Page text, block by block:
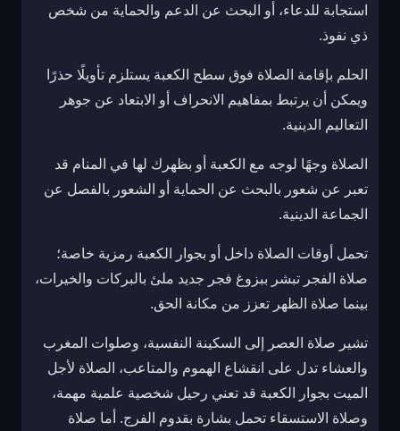
استجابة للدعاء، أو البحث عن الدعم والحماية من شخص
ذي نفوذ.
الحلم بإقامة الصلاة فوق سطح الكعبة يستلزم تأويلًا حذرًا
ويمكن أن يرتبط بمفاهيم الانحراف أو الابتعاد عن جوهر
التعاليم الدينية.
الصلاة وجهًا لوجه مع الكعبة أو بظهرك لها في المنام قد
تعبر عن شعور بالبحث عن الحماية أو الشعور بالفصل عن
الجماعة الدينية.
تحمل أوقات الصلاة داخل أو بجوار الكعبة رمزية خاصة؛
صلاة الفجر تبشر ببزوغ فجر جديد ملئ بالبركات والخيرات،
بينما صلاة الظهر تعزز من مكانة الحق.
تشير صلاة العصر إلى السكينة النفسية، وصلوات المغرب
والعشاء تدل على انقشاع الهموم والمتاعب، الصلاة لأجل
الميت بجوار الكعبة قد تعني رحيل شخصية علمية مهمة،
وصلاة الاستسقاء تحمل بشارة بقدوم الفرج. أما صلاة